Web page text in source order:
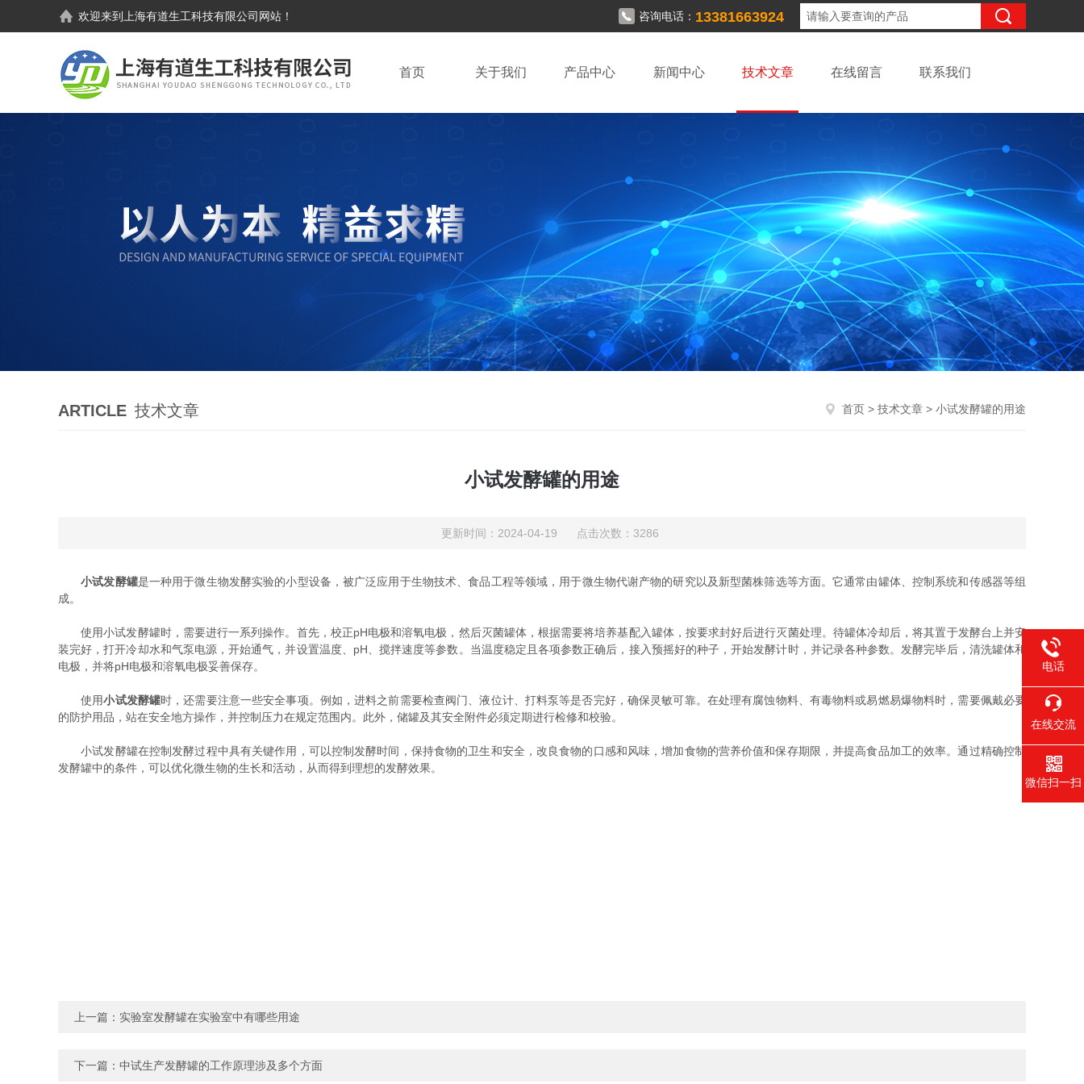
欢迎来到 上海有道生工科技有限公司 网站！ 咨询电话： 13381663924
首页 关于我们 产品中心 新闻中心 技术文章 在线留言 联系我们
ARTICLE 技术文章 首页 > 技术文章 > 小试发酵罐的用途
小试发酵罐的用途
更新时间：2024-04-19 点击次数：3286
小试发酵罐是一种用于微生物发酵实验的小型设备，被广泛应用于生物技术、食品工程等领域，用于微生物代谢产物的研究以及新型菌株筛选等方面。它通常由罐体、控制系统和传感器等组
成。
使用小试发酵罐时，需要进行一系列操作。首先，校正pH电极和溶氧电极，然后灭菌罐体，根据需要将培养基配入罐体，按要求封好后进行灭菌处理。待罐体冷却后，将其置于发酵台上并安
装完好，打开冷却水和气泵电源，开始通气，并设置温度、pH、搅拌速度等参数。当温度稳定且各项参数正确后，接入预摇好的种子，开始发酵计时，并记录各种参数。发酵完毕后，清洗罐体和
电极，并将pH电极和溶氧电极妥善保存。
使用小试发酵罐时，还需要注意一些安全事项。例如，进料之前需要检查阀门、液位计、打料泵等是否完好，确保灵敏可靠。在处理有腐蚀物料、有毒物料或易燃易爆物料时，需要佩戴必要
的防护用品，站在安全地方操作，并控制压力在规定范围内。此外，储罐及其安全附件必须定期进行检修和校验。
小试发酵罐在控制发酵过程中具有关键作用，可以控制发酵时间，保持食物的卫生和安全，改良食物的口感和风味，增加食物的营养价值和保存期限，并提高食品加工的效率。通过精确控制
发酵罐中的条件，可以优化微生物的生长和活动，从而得到理想的发酵效果。
上一篇： 实验室发酵罐在实验室中有哪些用途
下一篇： 中试生产发酵罐的工作原理涉及多个方面
电话
在线交流
微信扫一扫